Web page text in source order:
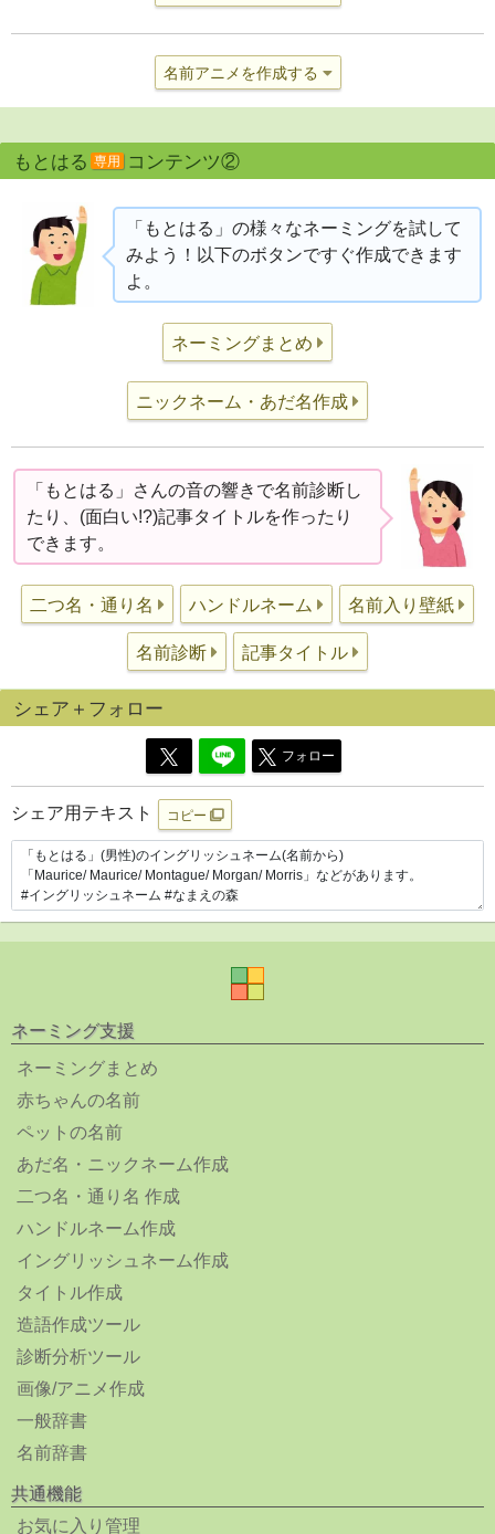
名前アニメを作成する
もとはる 専用 コンテンツ②
「もとはる」の様々なネーミングを試して
みよう！以下のボタンですぐ作成できます
よ。
ネーミングまとめ
ニックネーム・あだ名作成
「もとはる」さんの音の響きで名前診断し
たり、(面白い!?)記事タイトルを作ったり
できます。
二つ名・通り名 ハンドルネーム 名前入り壁紙
名前診断 記事タイトル
シェア＋フォロー
フォロー
シェア用テキスト コピー
ネーミング支援
ネーミングまとめ
赤ちゃんの名前
ペットの名前
あだ名・ニックネーム作成
二つ名・通り名 作成
ハンドルネーム作成
イングリッシュネーム作成
タイトル作成
造語作成ツール
診断分析ツール
画像/アニメ作成
一般辞書
名前辞書
共通機能
お気に入り管理